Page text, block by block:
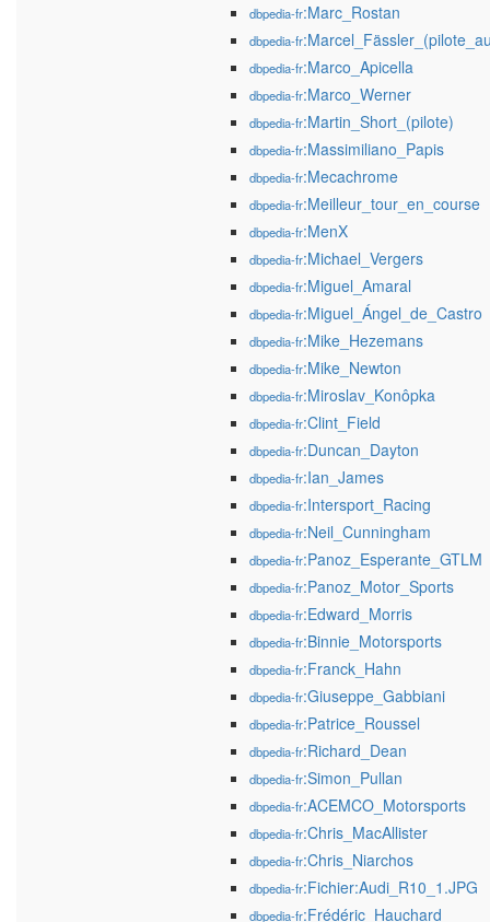
dbpedia-fr:Marc_Rostan
dbpedia-fr
dbpedia-fr:Marco_Apicella
dbpedia-fr:Marco_Werner
dbpedia-fr:Martin_Short_(pilote)
dbpedia-fr:Massimiliano_Papis
dbpedia-fr:Mecachrome
dbpedia-fr:Meilleur_tour_en_course
dbpedia-fr:MenX
dbpedia-fr:Michael_Vergers
dbpedia-fr:Miguel_Amaral
dbpedia-fr:Miguel_Ángel_de_Castro
dbpedia-fr:Mike_Hezemans
dbpedia-fr:Mike_Newton
dbpedia-fr:Miroslav_Konôpka
dbpedia-fr:Clint_Field
dbpedia-fr:Duncan_Dayton
dbpedia-fr:Ian_James
dbpedia-fr:Intersport_Racing
dbpedia-fr:Neil_Cunningham
dbpedia-fr:Panoz_Esperante_GTLM
dbpedia-fr:Panoz_Motor_Sports
dbpedia-fr:Edward_Morris
dbpedia-fr:Binnie_Motorsports
dbpedia-fr:Franck_Hahn
dbpedia-fr:Giuseppe_Gabbiani
dbpedia-fr:Patrice_Roussel
dbpedia-fr:Richard_Dean
dbpedia-fr:Simon_Pullan
dbpedia-fr:ACEMCO_Motorsports
dbpedia-fr:Chris_MacAllister
dbpedia-fr:Chris_Niarchos
dbpedia-fr:Fichier:Audi_R10_1.JPG
dbpedia-fr:Frédéric_Hauchard